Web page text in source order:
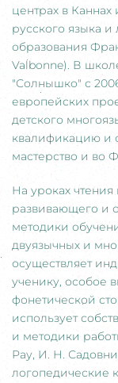
центрах в
русского языка
образования
Valbonne). В
"Солнышко" с
европейских
детского
квалификацию и
мастерство и во
На уроках
развивающего и
методики
двуязычных и
осуществляет
ученику, особое
фонетической
использует
и методики
Рау, И. Н.
логопедические